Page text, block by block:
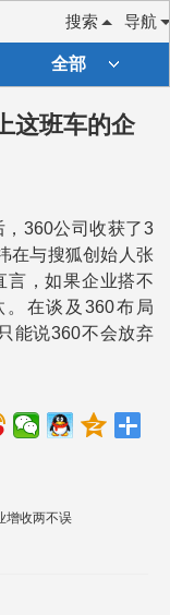
导航
搜索
全部
这班车的企
360公司收获了3
在与搜狐创始人张
言，如果企业搭不
。在谈及360布局
能说360不会放弃
增收两不误